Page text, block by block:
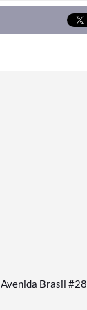
Avenida Brasil